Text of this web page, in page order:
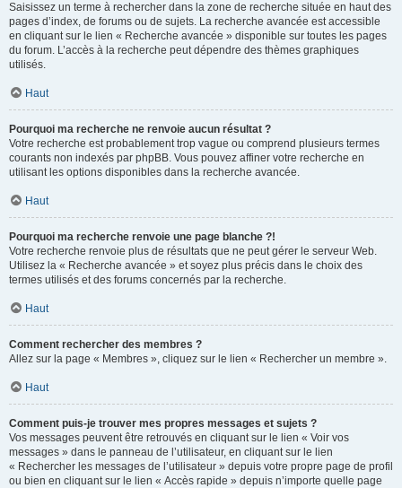
Saisissez un terme à rechercher dans la zone de recherche située en haut des
pages d’index, de forums ou de sujets. La recherche avancée est accessible
en cliquant sur le lien « Recherche avancée » disponible sur toutes les pages
du forum. L’accès à la recherche peut dépendre des thèmes graphiques
utilisés.
Haut
Pourquoi ma recherche ne renvoie aucun résultat ?
Votre recherche est probablement trop vague ou comprend plusieurs termes
courants non indexés par phpBB. Vous pouvez affiner votre recherche en
utilisant les options disponibles dans la recherche avancée.
Haut
Pourquoi ma recherche renvoie une page blanche ?!
Votre recherche renvoie plus de résultats que ne peut gérer le serveur Web.
Utilisez la « Recherche avancée » et soyez plus précis dans le choix des
termes utilisés et des forums concernés par la recherche.
Haut
Comment rechercher des membres ?
Allez sur la page « Membres », cliquez sur le lien « Rechercher un membre ».
Haut
Comment puis-je trouver mes propres messages et sujets ?
Vos messages peuvent être retrouvés en cliquant sur le lien « Voir vos
messages » dans le panneau de l’utilisateur, en cliquant sur le lien
« Rechercher les messages de l’utilisateur » depuis votre propre page de profil
ou bien en cliquant sur le lien « Accès rapide » depuis n’importe quelle page